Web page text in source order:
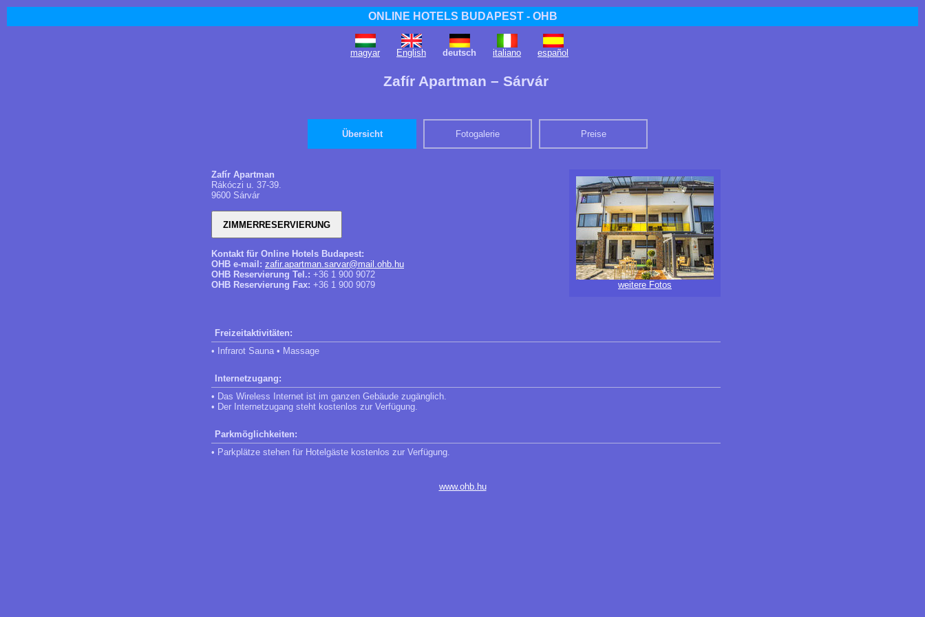
ONLINE HOTELS BUDAPEST - OHB
magyar English deutsch italiano español
Zafír Apartman – Sárvár
Übersicht Fotogalerie Preise
weitere Fotos
Zafír Apartman
Rákóczi u. 37-39.
9600 Sárvár
Kontakt für Online Hotels Budapest:
OHB e-mail: zafir.apartman.sarvar@mail.ohb.hu
OHB Reservierung Tel.: +36 1 900 9072
OHB Reservierung Fax: +36 1 900 9079
Freizeitaktivitäten:
• Infrarot Sauna • Massage
Internetzugang:
• Das Wireless Internet ist im ganzen Gebäude zugänglich.
• Der Internetzugang steht kostenlos zur Verfügung.
Parkmöglichkeiten:
• Parkplätze stehen für Hotelgäste kostenlos zur Verfügung.
www.ohb.hu